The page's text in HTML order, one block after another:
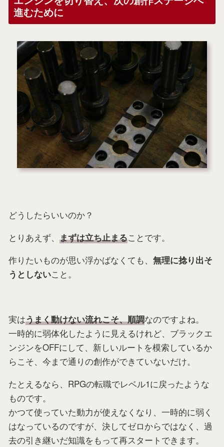
進むために
どうしたらいいのか？
とりあえず、 まずは立ち止まることです。
作りたいものが思い浮かばなくても、 無理に捻り出そ
うとしないこと。
実はうまく動けない流れこそ、順調なのですよね。
一時的に弱体化したように見えるけれど、ブラックエ
ンジンをOFFにして、新しいルートを模索しているか
らこそ、今まで通りの創作ができていないだけ。
たとえるなら、RPGの転職でレベル1に戻ったような
ものです。
かつて使っていた動力が使えなくなり、一時的に弱く
はなっているのですが、決してゼロからではなく、過
去の引き継いだ知識をもって再スタートできます。